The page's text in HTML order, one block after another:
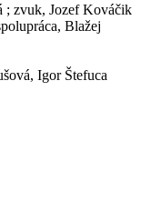
; zvuk, Jozef Kováčik
Blažej
Igor Štefuca